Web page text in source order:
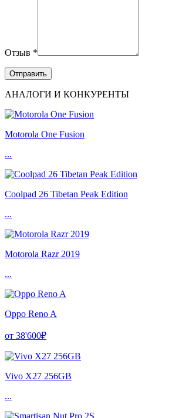
Отзыв *
АНАЛОГИ И КОНКУРЕНТЫ
Motorola One Fusion
...
Coolpad 26 Tibetan Peak Edition
...
Motorola Razr 2019
...
Oppo Reno A
от 38'600₽
Vivo X27 256GB
...